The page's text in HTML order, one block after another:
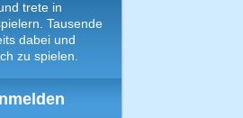
trete in
Tausende
dabei und
zu spielen.